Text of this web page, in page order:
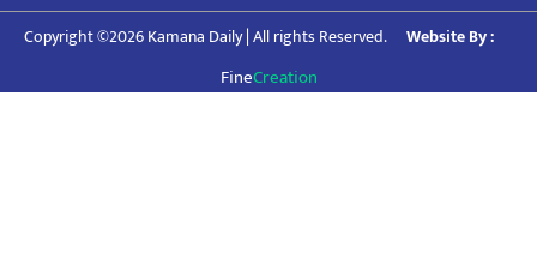
Copyright ©2026 Kamana Daily | All rights Reserved. Website By :
FineCreation